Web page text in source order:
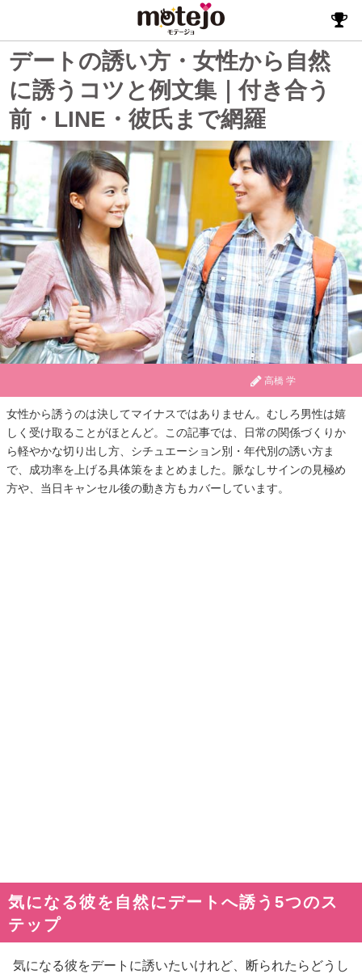
デートの誘い方・女性から自然
に誘うコツと例文集｜付き合う
前・LINE・彼氏まで網羅
高橋 学
女性から誘うのは決してマイナスではありません。むしろ男性は嬉
しく受け取ることがほとんど。この記事では、日常の関係づくりか
ら軽やかな切り出し方、シチュエーション別・年代別の誘い方ま
で、成功率を上げる具体策をまとめました。脈なしサインの見極め
方や、当日キャンセル後の動き方もカバーしています。
気になる彼を自然にデートへ誘う5つのス
テップ
気になる彼をデートに誘いたいけれど、断られたらどうし